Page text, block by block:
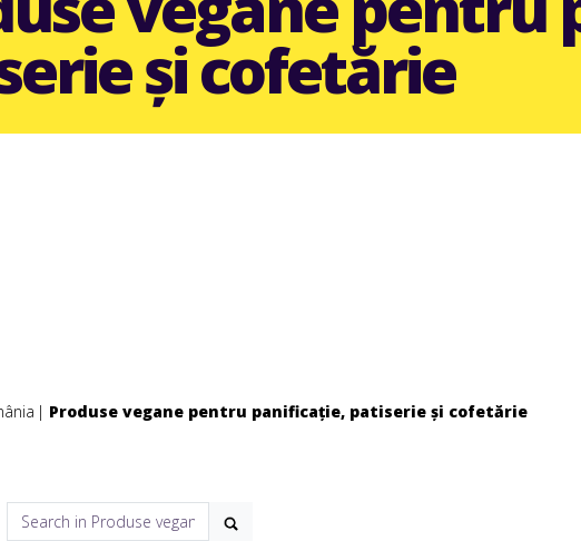
și cofetărie
Produse vegane pentru panificație, patiserie și cofetărie